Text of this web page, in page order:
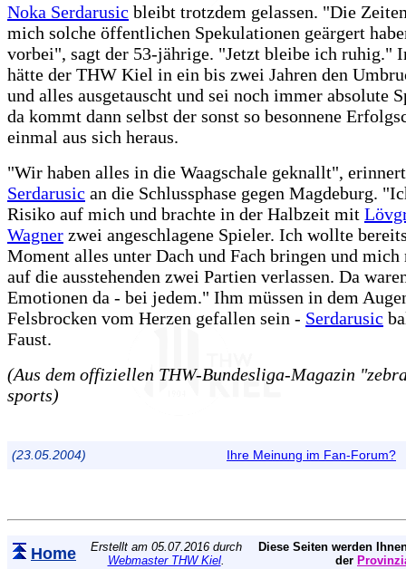
Noka Serdarusic bleibt trotzdem gelassen. "Die
mich solche öffentlichen Spekulationen geärgert
vorbei", sagt der 53-jährige. "Jetzt bleibe ich ruhig."
hätte der THW Kiel in ein bis zwei Jahren den
und alles ausgetauscht und sei noch immer absolute
da kommt dann selbst der sonst so besonnene
einmal aus sich heraus.
"Wir haben alles in die Waagschale geknallt",
Serdarusic an die Schlussphase gegen Magdeburg.
Risiko auf mich und brachte in der Halbzeit mit
Wagner zwei angeschlagene Spieler. Ich wollte
Moment alles unter Dach und Fach bringen und
auf die ausstehenden zwei Partien verlassen. Da
Emotionen da - bei jedem." Ihm müssen in dem
Felsbrocken vom Herzen gefallen sein - Serdarusic
Faust.
(Aus dem offiziellen THW-Bundesliga-Magazin
sports)
(23.05.2004) Ihre Meinung im Fan-Forum?
Home
Erstellt am 05.07.2016 durch
Webmaster THW Kiel.
Diese Seiten werden
der